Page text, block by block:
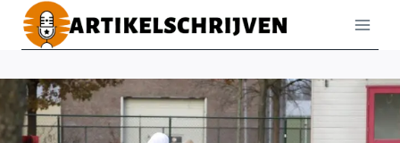
Doorgaan
naar